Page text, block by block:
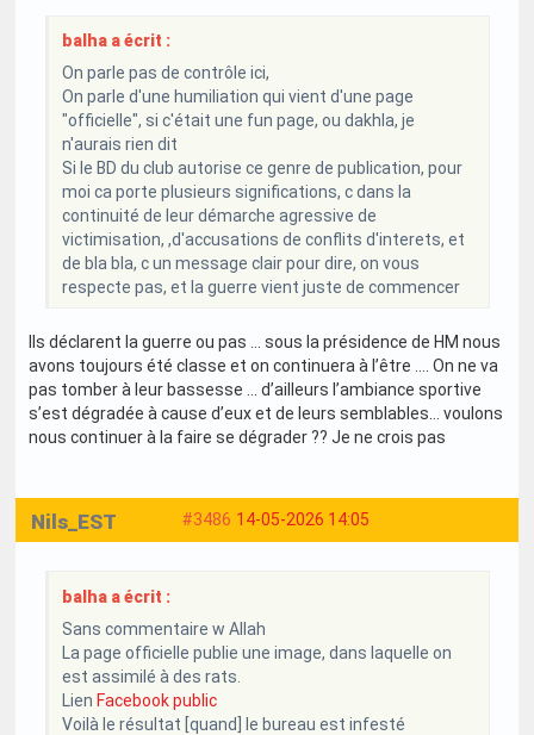
balha a écrit :
On parle pas de contrôle ici,
On parle d'une humiliation qui vient d'une page
"officielle", si c'était une fun page, ou dakhla, je
n'aurais rien dit
Si le BD du club autorise ce genre de publication, pour
moi ca porte plusieurs significations, c dans la
continuité de leur démarche agressive de
victimisation, ,d'accusations de conflits d'interets, et
de bla bla, c un message clair pour dire, on vous
respecte pas, et la guerre vient juste de commencer
Ils déclarent la guerre ou pas … sous la présidence de HM nous
avons toujours été classe et on continuera à l’être …. On ne va
pas tomber à leur bassesse … d’ailleurs l’ambiance sportive
s’est dégradée à cause d’eux et de leurs semblables… voulons
nous continuer à la faire se dégrader ?? Je ne crois pas
#3486 14-05-2026 14:05
Nils_EST
balha a écrit :
Sans commentaire w Allah
La page officielle publie une image, dans laquelle on
est assimilé à des rats.
Lien Facebook public
Voilà le résultat [quand] le bureau est infesté